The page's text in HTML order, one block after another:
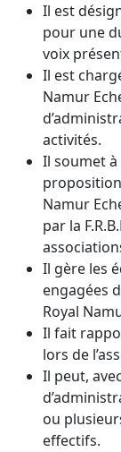
Il est
pour une
voix
Il est
Namur
activités.
Il soumet à
Namur
par la
Il gère les
engagées
Royal
Il fait
lors de
Il peut,
ou
effectifs.